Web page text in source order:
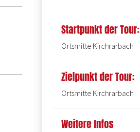
Startpunkt der Tour:
Ortsmitte Kirchrarbach
Zielpunkt der Tour:
Ortsmitte Kirchrarbach
Weitere Infos